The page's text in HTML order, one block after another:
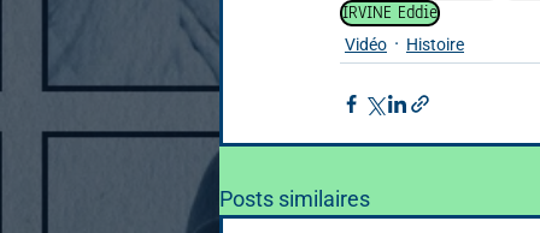
IRVINE Eddie
Vidéo Histoire
Posts similaires